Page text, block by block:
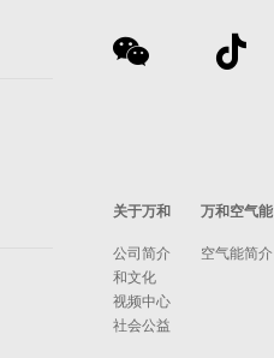
关于万和
公司简介
和文化
视频中心
社会公益
万和空气能
空气能简介